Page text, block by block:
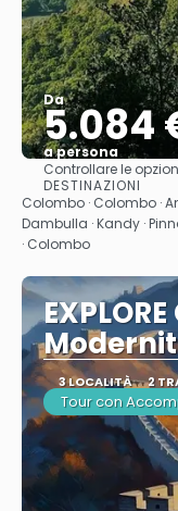
Da
5.084
a persona
Controllare le
DESTINAZIONI
Colombo · Colombo ·
Dambulla · Kandy ·
· Colombo
3 LOCALITÀ 2
Tour con